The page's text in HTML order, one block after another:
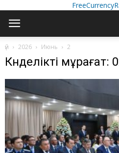
үй 2026 Июнь 2
Күнделікті мұрағат: